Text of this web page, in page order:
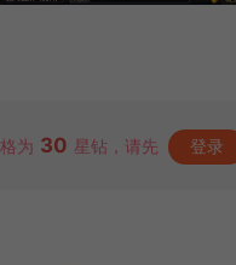
为 30 星钻，请先 登录